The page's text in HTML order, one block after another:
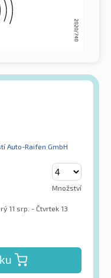
Auto-Raifen GmbH
Množství
11 srp. - Čtvrtek 13